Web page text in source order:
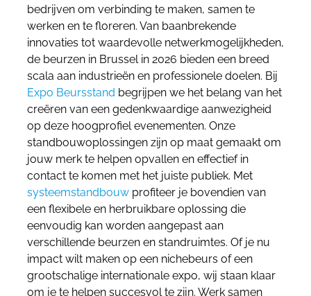
bedrijven om verbinding te maken, samen te
werken en te floreren. Van baanbrekende
innovaties tot waardevolle netwerkmogelijkheden,
de beurzen in Brussel in 2026 bieden een breed
scala aan industrieën en professionele doelen. Bij
Expo Beursstand begrijpen we het belang van het
creëren van een gedenkwaardige aanwezigheid
op deze hoogprofiel evenementen. Onze
standbouwoplossingen zijn op maat gemaakt om
jouw merk te helpen opvallen en effectief in
contact te komen met het juiste publiek. Met
systeemstandbouw profiteer je bovendien van
een flexibele en herbruikbare oplossing die
eenvoudig kan worden aangepast aan
verschillende beurzen en standruimtes. Of je nu
impact wilt maken op een nichebeurs of een
grootschalige internationale expo, wij staan klaar
om je te helpen succesvol te zijn. Werk samen